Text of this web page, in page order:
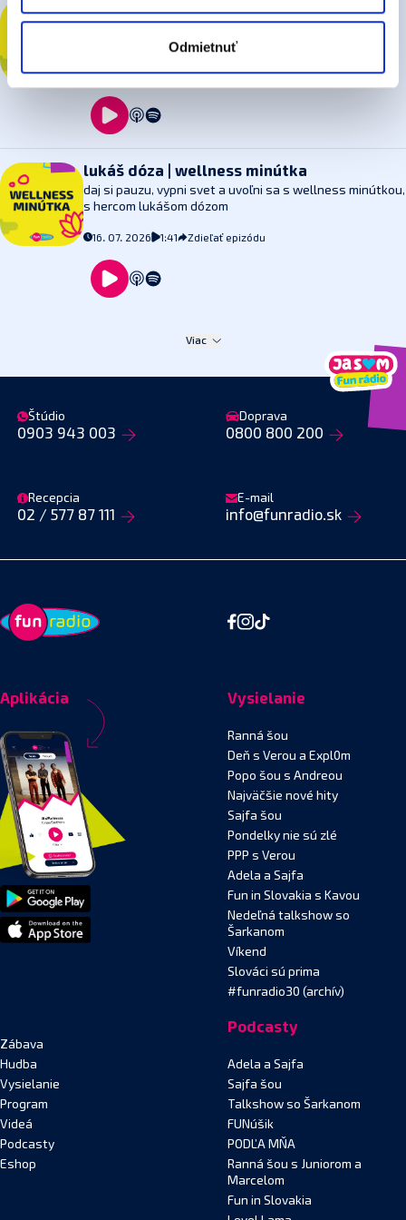
nemá vplyv na zákonnosť spracúvania vychádzajúceho
zo súhlasu pred jeho odvolaním.
Odmietnuť
katarína knechtová| wellness minútka
daj si pauzu, vypni svet, a uvoľni sa s wellness
minútkou, so speváčkou katarínou knechtovou
16. 07. 2026 1:30 Zdieľať epizódu
lukáš dóza | wellness minútka
daj si pauzu, vypni svet a uvoľni sa s wellness minútkou,
s hercom lukášom dózom
16. 07. 2026 1:41 Zdieľať epizódu
Viac
Štúdio
0903 943 003
Doprava
0800 800 200
Recepcia
02 / 577 87 111
E-mail
info@funradio.sk
Aplikácia Vysielanie
Ranná šou
Deň s Verou a Expl0m
Popo šou s Andreou
Najväčšie nové hity
Sajfa šou
Pondelky nie sú zlé
PPP s Verou
Adela a Sajfa
Fun in Slovakia s Kavou
Nedeľná talkshow so
Šarkanom
Víkend
Slováci sú prima
#funradio30 (archív)
Zábava
Hudba
Vysielanie
Program
Videá
Podcasty
Eshop
Podcasty
Adela a Sajfa
Sajfa šou
Talkshow so Šarkanom
FUNúšik
PODĽA MŇA
Ranná šou s Juniorom a
Marcelom
Fun in Slovakia